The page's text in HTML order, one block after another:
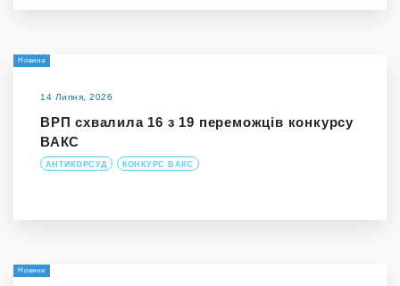
Новина
14 Липня, 2026
ВРП схвалила 16 з 19 переможців конкурсу
ВАКС
АНТИКОРСУД КОНКУРС ВАКС
Новини